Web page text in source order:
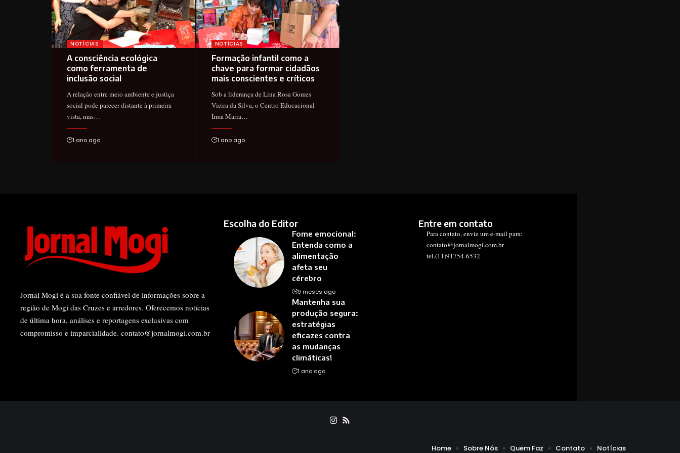
NOTÍCIAS
A consciência ecológica
como ferramenta de
inclusão social
A relação entre meio ambiente e justiça
social pode parecer distante à primeira
vista, mas…
1 ano ago
NOTÍCIAS
Formação infantil como a
chave para formar cidadãos
mais conscientes e críticos
Sob a liderança de Lina Rosa Gomes
Vieira da Silva, o Centro Educacional
Irmã Maria…
1 ano ago
Jornal Mogi é a sua fonte confiável de informações sobre a
região de Mogi das Cruzes e arredores. Oferecemos notícias
de última hora, análises e reportagens exclusivas com
compromisso e imparcialidade. contato@jornalmogi.com.br
Escolha do Editor
Fome emocional:
Entenda como a
alimentação
afeta seu
cérebro
9 meses ago
Mantenha sua
produção segura:
estratégias
eficazes contra
as mudanças
climáticas!
1 ano ago
Entre em contato
Para contato, envie um e-mail para:
contato@jornalmogi.com.br
tel.(11)91754-6532
Home Sobre Nós Quem Faz Contato Notícias